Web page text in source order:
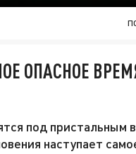
ОПАСНОЕ
под пристальным
наступает